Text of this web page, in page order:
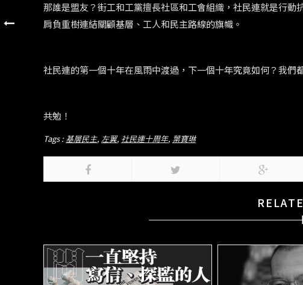
那誰是盟友？街工和工黨擅長社區和工會組織，社民連就是行
肩負重樹連結關顧基層、工人和民主路線的旗幟。
社民連的第一個十年在風雨中渡過，下一個十年究竟如何？我們
共勉！
Tags :基層民主, 左翼, 社民連十周年, 葉寶琳